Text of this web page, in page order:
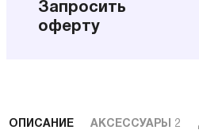
Запросить
оферту
ОПИСАНИЕ АКСЕССУАРЫ 2